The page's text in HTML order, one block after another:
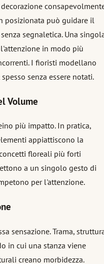
posizionata può guidare il
segnaletica. Una
in modo più
I fioristi modellano
senza essere notati.
Volume
più impatto. In pratica,
appiattiscono la
floreali più forti
a un singolo gesto di
per l'attenzione.
sensazione. Trama,
in cui una stanza viene
creano morbidezza.